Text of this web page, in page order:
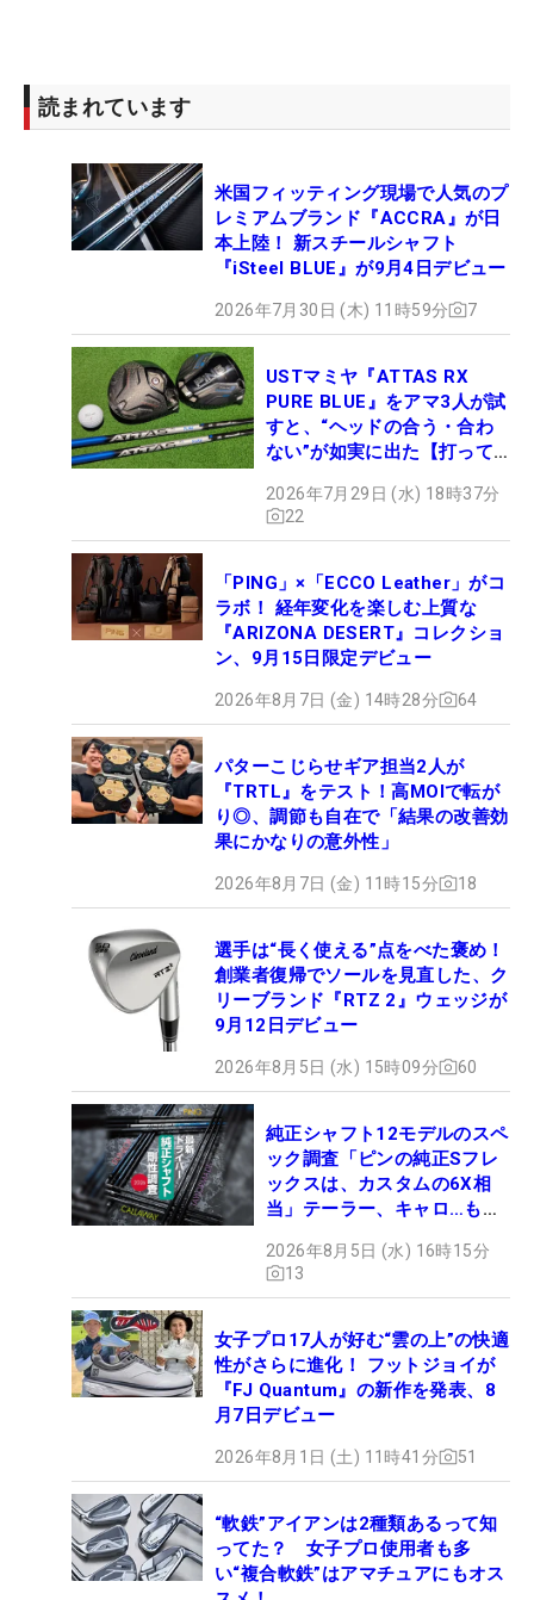
読まれています
米国フィッティング現場で人気のプ
レミアムブランド『ACCRA』が日
本上陸！ 新スチールシャフト
『iSteel BLUE』が9月4日デビュー
2026年7月30日 (木) 11時59分 7
USTマミヤ『ATTAS RX
PURE BLUE』をアマ3人が試
すと、“ヘッドの合う・合わ
ない”が如実に出た【打って
2026年7月29日 (水) 18時37分
22
「PING」×「ECCO Leather」がコ
ラボ！ 経年変化を楽しむ上質な
『ARIZONA DESERT』コレクショ
ン、9月15日限定デビュー
2026年8月7日 (金) 14時28分 64
パターこじらせギア担当2人が
『TRTL』をテスト！高MOIで転が
り◎、調節も自在で「結果の改善効
果にかなりの意外性」
2026年8月7日 (金) 11時15分 18
選手は“長く使える”点をべた褒め！
創業者復帰でソールを見直した、ク
リーブランド『RTZ 2』ウェッジが
9月12日デビュー
2026年8月5日 (水) 15時09分 60
純正シャフト12モデルのスペ
ック調査「ピンの純正Sフレ
ックスは、カスタムの6X相
当」テーラー、キャロ…もチ
2026年8月5日 (水) 16時15分
13
女子プロ17人が好む“雲の上”の快適
性がさらに進化！ フットジョイが
『FJ Quantum』の新作を発表、8
月7日デビュー
2026年8月1日 (土) 11時41分 51
“軟鉄”アイアンは2種類あるって知
ってた？ 女子プロ使用者も多
い“複合軟鉄”はアマチュアにもオス